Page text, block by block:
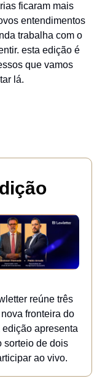
ficaram mais
entendimentos
trabalha com o
esta edição é
que vamos
lá.
reúne três
fronteira do
edição apresenta
sorteio de dois
ao vivo.